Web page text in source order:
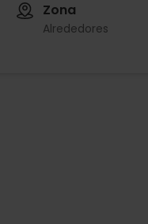
Zona
Alrededores